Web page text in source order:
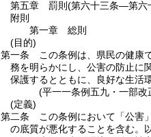
第五章
罰則 (第六十三条―第六
附則
第一章
総則
(目的)
第一条
この条例は、県民の健康
務を明らかにし、公害の防止に
保護するとともに、良好な生活
(平一一条例五九・一部改
(定義)
第二条
この条例において「公害
の底質が悪化することを含む。